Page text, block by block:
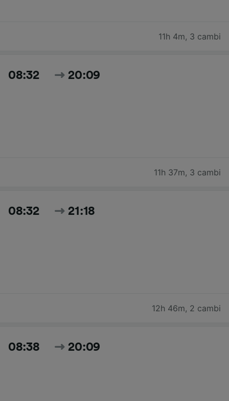
11h 4m, 3 cambi
08:32 20:09
11h 37m, 3 cambi
08:32 21:18
12h 46m, 2 cambi
08:38 20:09